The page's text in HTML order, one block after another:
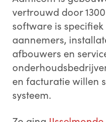
vertrouwd door
software is
aannemers,
afbouwers en
en facturatie willen
systeem.